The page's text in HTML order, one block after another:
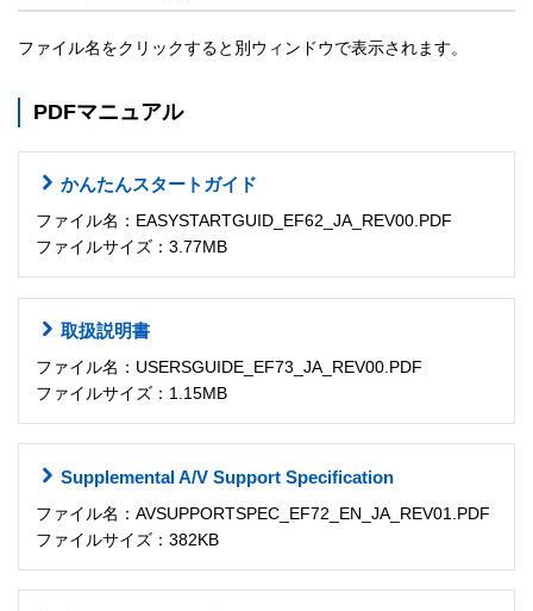
ファイル名をクリックすると別ウィンドウで表示されます。
PDFマニュアル
かんたんスタートガイド
ファイル名：EASYSTARTGUID_EF62_JA_REV00.PDF
ファイルサイズ：3.77MB
取扱説明書
ファイル名：USERSGUIDE_EF73_JA_REV00.PDF
ファイルサイズ：1.15MB
Supplemental A/V Support Specification
ファイル名：AVSUPPORTSPEC_EF72_EN_JA_REV01.PDF
ファイルサイズ：382KB